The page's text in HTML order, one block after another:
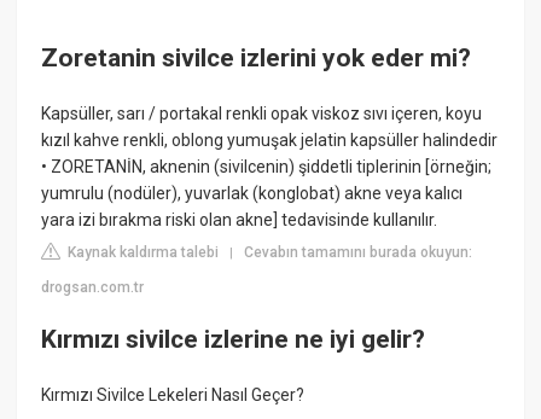
Zoretanin sivilce izlerini yok eder mi?
Kapsüller, sarı / portakal renkli opak viskoz sıvı içeren, koyu
kızıl kahve renkli, oblong yumuşak jelatin kapsüller halindedir
• ZORETANİN, aknenin (sivilcenin) şiddetli tiplerinin [örneğin;
yumrulu (nodüler), yuvarlak (konglobat) akne veya kalıcı
yara izi bırakma riski olan akne] tedavisinde kullanılır.
Kaynak kaldırma talebi |Cevabın tamamını burada okuyun:
drogsan.com.tr
Kırmızı sivilce izlerine ne iyi gelir?
Kırmızı Sivilce Lekeleri Nasıl Geçer?